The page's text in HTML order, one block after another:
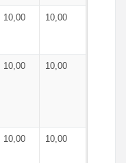
10,00 10,00
10,00 10,00
10,00 10,00